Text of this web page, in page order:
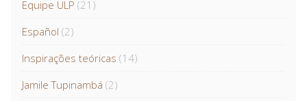
Equipe ULP (21)
Español (2)
Inspirações teóricas (14)
Jamile Tupinambá (2)